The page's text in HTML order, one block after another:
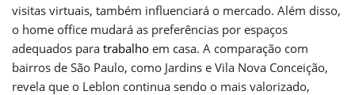
visitas virtuais, também influenciará o mercado. Além disso,
o home office mudará as preferências por espaços
adequados para trabalho em casa. A comparação com
bairros de São Paulo, como Jardins e Vila Nova Conceição,
revela que o Leblon continua sendo o mais valorizado,